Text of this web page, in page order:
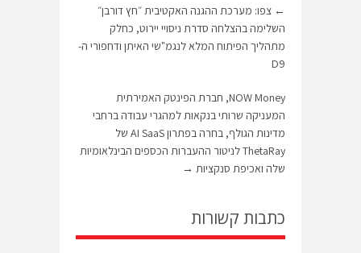
← צפו: מערכת ההגנה האקטיבית ״חץ דורבן״
השלימה בהצלחה סדרת ניסויי יירוט, כחלק
מתהליך הפיתוח המלא לנגמ"שי האיתן ודחפורי ה-
D9
NOW Money, חברת הפינטק האמירתית
המעניקה שרותי בנקאות למהגרי עבודה ברחבי
מדינות הגולף, בחרה בפתרון AI SaaS של
ThetaRay לניטור ההעברות הכספים הבינלאומיות
שלה ואכיפת סנקציות →
כתבות קשורות